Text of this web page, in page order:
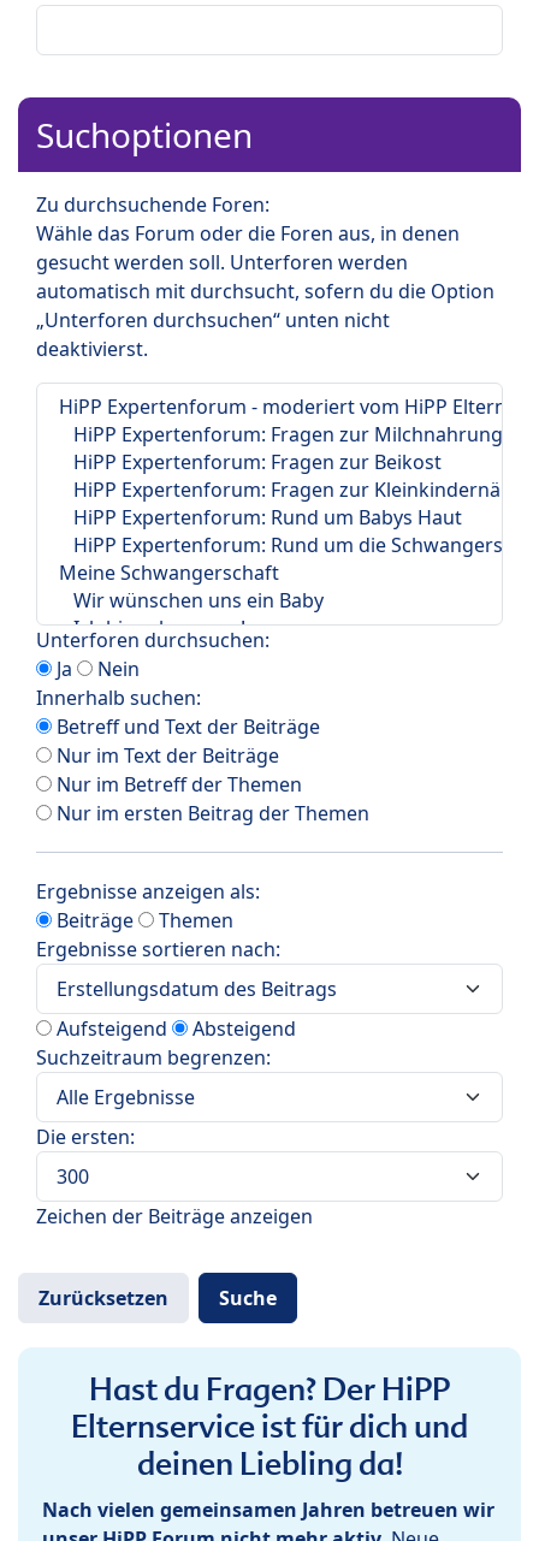
Suchoptionen
Zu durchsuchende Foren:
Wähle das Forum oder die Foren aus, in denen
gesucht werden soll. Unterforen werden
automatisch mit durchsucht, sofern du die Option
„Unterforen durchsuchen“ unten nicht
deaktivierst.
Unterforen durchsuchen:
Ja
Nein
Innerhalb suchen:
Betreff und Text der Beiträge
Nur im Text der Beiträge
Nur im Betreff der Themen
Nur im ersten Beitrag der Themen
Ergebnisse anzeigen als:
Beiträge
Themen
Ergebnisse sortieren nach:
Aufsteigend
Absteigend
Suchzeitraum begrenzen:
Die ersten:
Zeichen der Beiträge anzeigen
Hast du Fragen? Der HiPP
Elternservice ist für dich und
deinen Liebling da!
Nach vielen gemeinsamen Jahren betreuen wir